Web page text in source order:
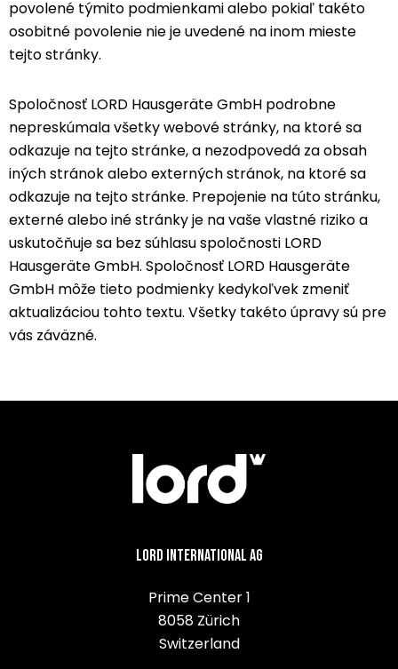
povolené týmito podmienkami alebo pokiaľ takéto
osobitné povolenie nie je uvedené na inom mieste
tejto stránky.
Spoločnosť LORD Hausgeräte GmbH podrobne
nepreskúmala všetky webové stránky, na ktoré sa
odkazuje na tejto stránke, a nezodpovedá za obsah
iných stránok alebo externých stránok, na ktoré sa
odkazuje na tejto stránke. Prepojenie na túto stránku,
externé alebo iné stránky je na vaše vlastné riziko a
uskutočňuje sa bez súhlasu spoločnosti LORD
Hausgeräte GmbH. Spoločnosť LORD Hausgeräte
GmbH môže tieto podmienky kedykoľvek zmeniť
aktualizáciou tohto textu. Všetky takéto úpravy sú pre
vás záväzné.
Lord International AG
Prime Center 1
8058 Zürich
Switzerland